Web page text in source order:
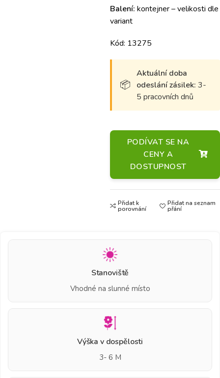
Balení: kontejner – velikosti dle
variant
Kód: 13275
Aktuální doba
odeslání zásilek: 3-
5 pracovních dnů
PODÍVAT SE NA
CENY A
DOSTUPNOST
Přidat k
porovnání
Přidat na seznam
přání
Stanoviště
Vhodné na slunné místo
Výška v dospělosti
3- 6 M